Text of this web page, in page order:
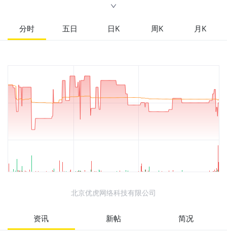
52周最高
5.25 市盈率
-1.97
股息
分时 五日 日K 周K 月K
北京优虎网络科技有限公司
资讯 新帖 简况